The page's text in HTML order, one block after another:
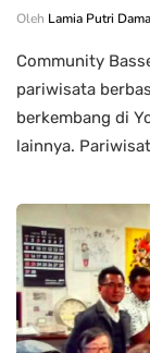
Oleh Lamia Putri
Community
pariwisata
berkembang di
lainnya.